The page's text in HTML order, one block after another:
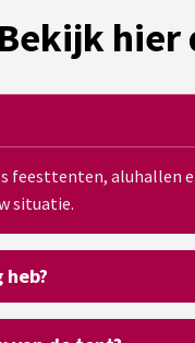
Bekijk hier
feesttenten, aluhallen
situatie.